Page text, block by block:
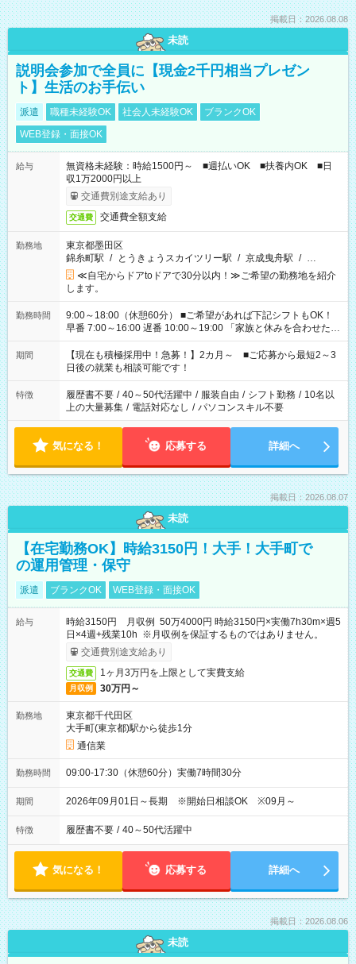
掲載日：2026.08.08
未読
説明会参加で全員に【現金2千円相当プレゼン
ト】生活のお手伝い
派遣 職種未経験OK 社会人未経験OK
ブランクOK
WEB登録・面接OK
給与
無資格未経験：時給1500円～ ■週払いOK ■扶養内OK ■日
収1万2000円以上
交通費別途支給あり
交通費 交通費全額支給
勤務地
東京都墨田区
錦糸町駅 / とうきょうスカイツリー駅 / 京成曳舟駅 / …
≪自宅からドアtoドアで30分以内！≫ご希望の勤務地を紹介
します。
勤務時間
9:00～18:00（休憩60分） ■ご希望があれば下記シフトもOK！
早番 7:00～16:00 遅番 10:00～19:00 「家族と休みを合わせた
い」 「余裕を持って夕飯の準備がしたい」 「できれば残業はし
たくない」 など、ご希望を教えてくださいね。 ※Wワーク希望
の方へ 今ご覧のお仕事で希望する勤務時間と、もう1つのお仕事
の勤務時間。 合計で週40時間を超える場合は応募できません。
期間
【現在も積極採用中！急募！】2カ月～ ■ご応募から最短2～3
日後の就業も相談可能です！
特徴 履歴書不要 / 40～50代活躍中 / 服装自由 / シフト勤務 / 10名以
上の大量募集 / 電話対応なし / パソコンスキル不要
気になる！ 応募する 詳細へ
掲載日：2026.08.07
未読
【在宅勤務OK】時給3150円！大手！大手町で
の運用管理・保守
派遣 ブランクOK WEB登録・面接OK
給与
時給3150円 月収例 50万4000円 時給3150円×実働7h30m×週5
日×4週+残業10h ※月収例を保証するものではありません。
交通費別途支給あり
交通費 1ヶ月3万円を上限として実費支給
月収例 30万円～
勤務地
東京都千代田区
大手町(東京都)駅から徒歩1分
通信業
勤務時間 09:00-17:30（休憩60分）実働7時間30分
期間 2026年09月01日～長期 ※開始日相談OK ※09月～
特徴 履歴書不要 / 40～50代活躍中
気になる！ 応募する 詳細へ
掲載日：2026.08.06
未読